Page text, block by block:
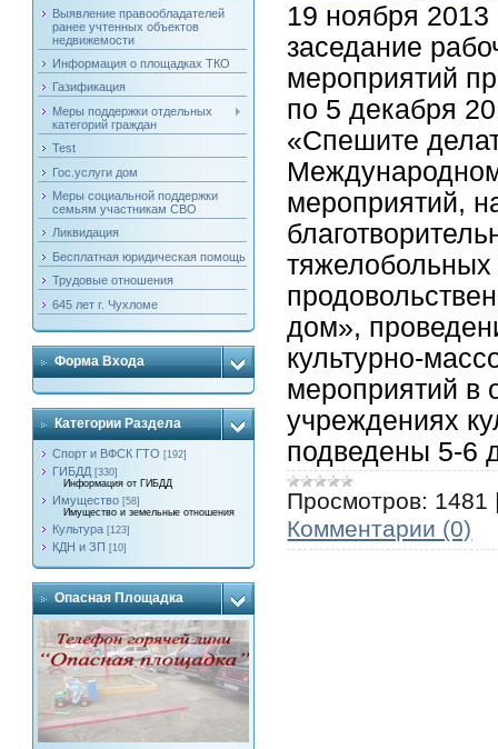
Выявление правообладателей
ранее учтенных объектов
недвижемости
Информация о площадках ТКО
Газификация
Меры поддержки отдельных
категорий граждан
Test
Гос.услуги дом
Меры социальной поддержки
семьям участникам СВО
Ликвидация
Бесплатная юридическая помощь
Трудовые отношения
645 лет г. Чухломе
Форма Входа
Категории Раздела
Спорт и ВФСК ГТО [192]
ГИБДД [330]
Информация от ГИБДД
Имущество [58]
Имущество и земельные отношения
Культура [123]
КДН и ЗП [10]
Опасная Площадка
19 ноября 2013
заседание
мероприятий
по 5 декабря
«Спешите
мероприятий,
дом»,
культурно-
мероприятий в
учреждениях
подведены 5-6
Просмотров: 1481
Комментарии (0)